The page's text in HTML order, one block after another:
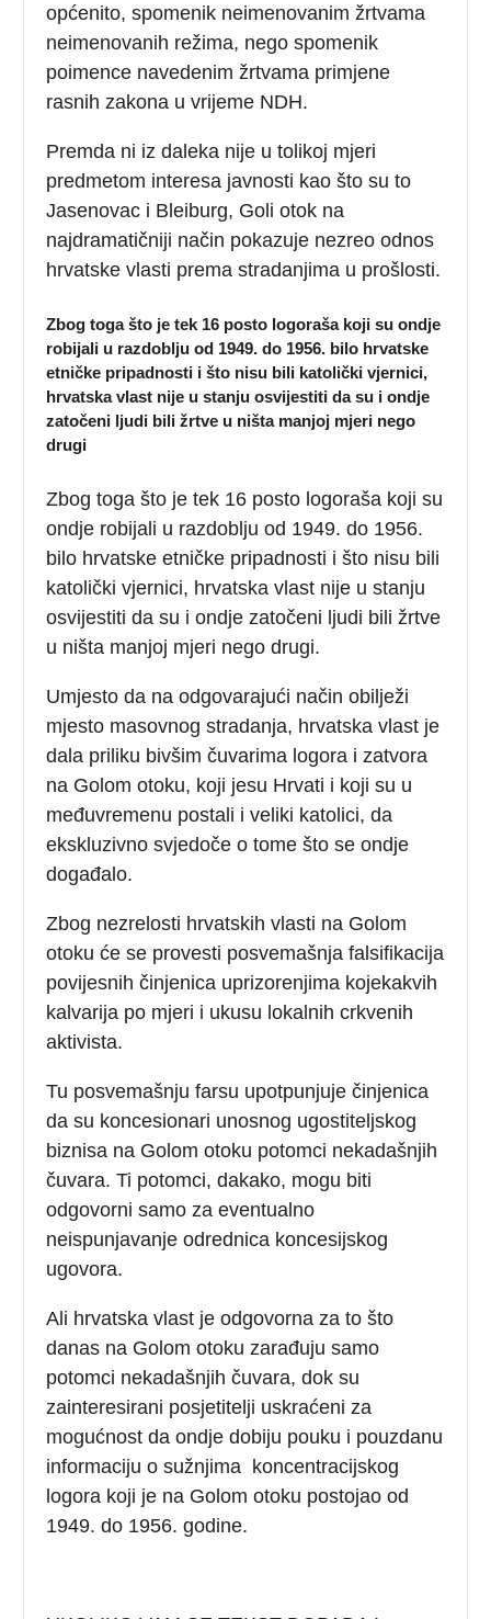
općenito, spomenik neimenovanim žrtvama
neimenovanih režima, nego spomenik
poimence navedenim žrtvama primjene
rasnih zakona u vrijeme NDH.
Premda ni iz daleka nije u tolikoj mjeri
predmetom interesa javnosti kao što su to
Jasenovac i Bleiburg, Goli otok na
najdramatičniji način pokazuje nezreo odnos
hrvatske vlasti prema stradanjima u prošlosti.
Zbog toga što je tek 16 posto logoraša koji su ondje
robijali u razdoblju od 1949. do 1956. bilo hrvatske
etničke pripadnosti i što nisu bili katolički vjernici,
hrvatska vlast nije u stanju osvijestiti da su i ondje
zatočeni ljudi bili žrtve u ništa manjoj mjeri nego
drugi
Zbog toga što je tek 16 posto logoraša koji su
ondje robijali u razdoblju od 1949. do 1956.
bilo hrvatske etničke pripadnosti i što nisu bili
katolički vjernici, hrvatska vlast nije u stanju
osvijestiti da su i ondje zatočeni ljudi bili žrtve
u ništa manjoj mjeri nego drugi.
Umjesto da na odgovarajući način obilježi
mjesto masovnog stradanja, hrvatska vlast je
dala priliku bivšim čuvarima logora i zatvora
na Golom otoku, koji jesu Hrvati i koji su u
međuvremenu postali i veliki katolici, da
ekskluzivno svjedoče o tome što se ondje
događalo.
Zbog nezrelosti hrvatskih vlasti na Golom
otoku će se provesti posvemašnja falsifikacija
povijesnih činjenica uprizorenjima kojekakvih
kalvarija po mjeri i ukusu lokalnih crkvenih
aktivista.
Tu posvemašnju farsu upotpunjuje činjenica
da su koncesionari unosnog ugostiteljskog
biznisa na Golom otoku potomci nekadašnjih
čuvara. Ti potomci, dakako, mogu biti
odgovorni samo za eventualno
neispunjavanje odrednica koncesijskog
ugovora.
Ali hrvatska vlast je odgovorna za to što
danas na Golom otoku zarađuju samo
potomci nekadašnjih čuvara, dok su
zainteresirani posjetitelji uskraćeni za
mogućnost da ondje dobiju pouku i pouzdanu
informaciju o sužnjima koncentracijskog
logora koji je na Golom otoku postojao od
1949. do 1956. godine.